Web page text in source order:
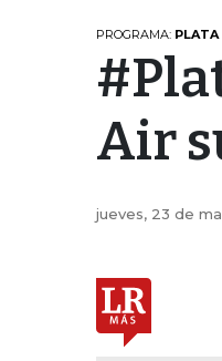
PROGRAMA: PLATA
Air
jueves, 23 de